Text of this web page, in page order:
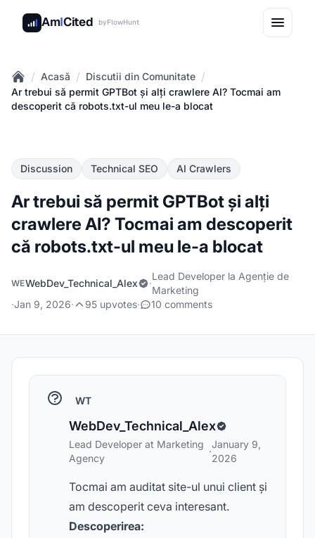
AmICited byFlowHunt
Home
/ Acasă / Discutii din Comunitate /
Ar trebui să permit GPTBot și alți crawlere AI? Tocmai am
descoperit că robots.txt-ul meu le-a blocat
Discussion Technical SEO AI Crawlers
Ar trebui să permit GPTBot și alți
crawlere AI? Tocmai am descoperit
că robots.txt-ul meu le-a blocat
WEWebDev_Technical_Alex ·
Lead Developer la Agenție de
Marketing
·Jan 9, 2026· 95 upvotes· 10 comments
WT
WebDev_Technical_Alex
Lead Developer at Marketing
Agency
·
January 9,
2026
Tocmai am auditat site-ul unui client și
am descoperit ceva interesant.
Descoperirea: